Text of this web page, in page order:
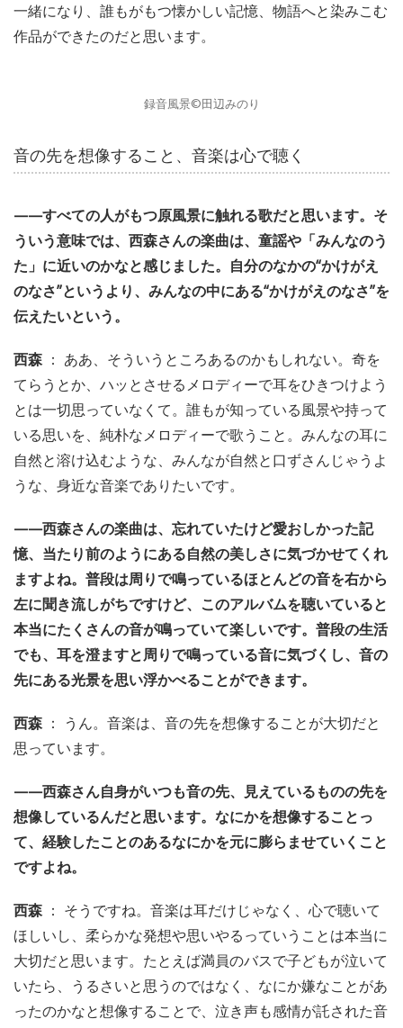
一緒になり、誰もがもつ懐かしい記憶、物語へと染みこむ
作品ができたのだと思います。
録音風景©田辺みのり
音の先を想像すること、音楽は心で聴く
——すべての人がもつ原風景に触れる歌だと思います。そ
ういう意味では、西森さんの楽曲は、童謡や「みんなのう
た」に近いのかなと感じました。自分のなかの“かけがえ
のなさ”というより、みんなの中にある“かけがえのなさ”を
伝えたいという。
西森 ： ああ、そういうところあるのかもしれない。奇を
てらうとか、ハッとさせるメロディーで耳をひきつけよう
とは一切思っていなくて。誰もが知っている風景や持って
いる思いを、純朴なメロディーで歌うこと。みんなの耳に
自然と溶け込むような、みんなが自然と口ずさんじゃうよ
うな、身近な音楽でありたいです。
——西森さんの楽曲は、忘れていたけど愛おしかった記
憶、当たり前のようにある自然の美しさに気づかせてくれ
ますよね。普段は周りで鳴っているほとんどの音を右から
左に聞き流しがちですけど、このアルバムを聴いていると
本当にたくさんの音が鳴っていて楽しいです。普段の生活
でも、耳を澄ますと周りで鳴っている音に気づくし、音の
先にある光景を思い浮かべることができます。
西森 ： うん。音楽は、音の先を想像することが大切だと
思っています。
——西森さん自身がいつも音の先、見えているものの先を
想像しているんだと思います。なにかを想像することっ
て、経験したことのあるなにかを元に膨らませていくこと
ですよね。
西森 ： そうですね。音楽は耳だけじゃなく、心で聴いて
ほしいし、柔らかな発想や思いやるっていうことは本当に
大切だと思います。たとえば満員のバスで子どもが泣いて
いたら、うるさいと思うのではなく、なにか嫌なことがあ
ったのかなと想像することで、泣き声も感情が託された音